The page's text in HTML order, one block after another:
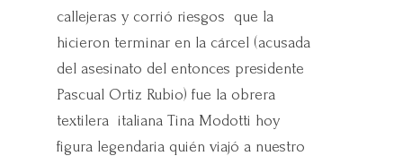
callejeras y corrió riesgos que la
hicieron terminar en la cárcel (acusada
del asesinato del entonces presidente
Pascual Ortiz Rubio) fue la obrera
textilera italiana Tina Modotti hoy
figura legendaria quién viajó a nuestro